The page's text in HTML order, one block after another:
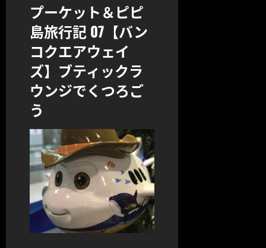
プーケット＆ピピ
島旅行記 07【バン
コクエアウェイ
ズ】ブティックラ
ウンジでくつろご
う